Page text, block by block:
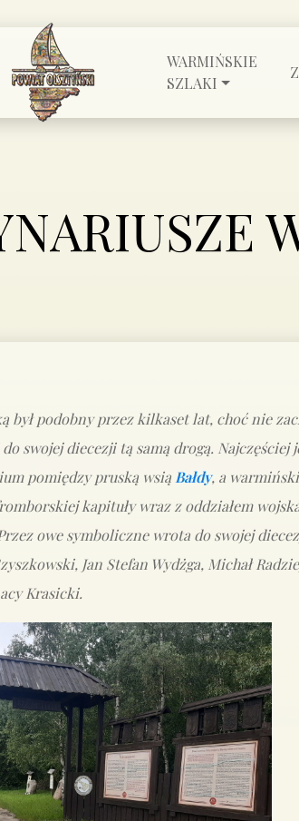
WARMIŃSKIE
SZLAKI
podobny przez kilkaset lat, choć nie
swojej diecezji tą samą drogą.
pomiędzy pruską wsią Bałdy, a
kapituły wraz z oddziałem
owe symboliczne wrota do swojej
Jan Stefan Wydżga, Michał
Krasicki.